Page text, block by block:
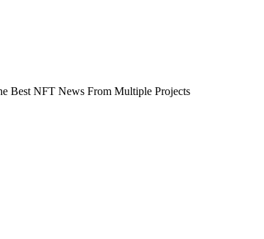
Best NFT News From Multiple Projects